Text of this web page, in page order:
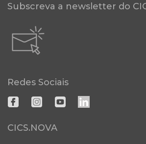
Subscreva a newsletter do
Redes Sociais
CICS.NOVA